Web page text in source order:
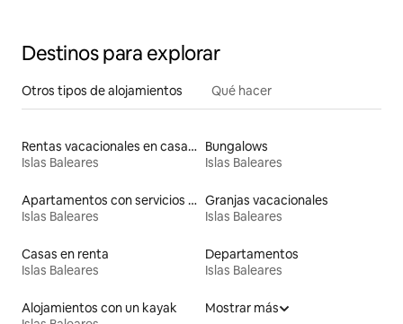
Destinos para explorar
Otros tipos de alojamientos Qué hacer
Rentas vacacionales en casas adosadas
Islas Baleares
Bungalows
Islas Baleares
Apartamentos con servicios incluidos vacacionales
Islas Baleares
Granjas vacacionales
Islas Baleares
Casas en renta
Islas Baleares
Departamentos
Islas Baleares
Alojamientos con un kayak
Mostrar más